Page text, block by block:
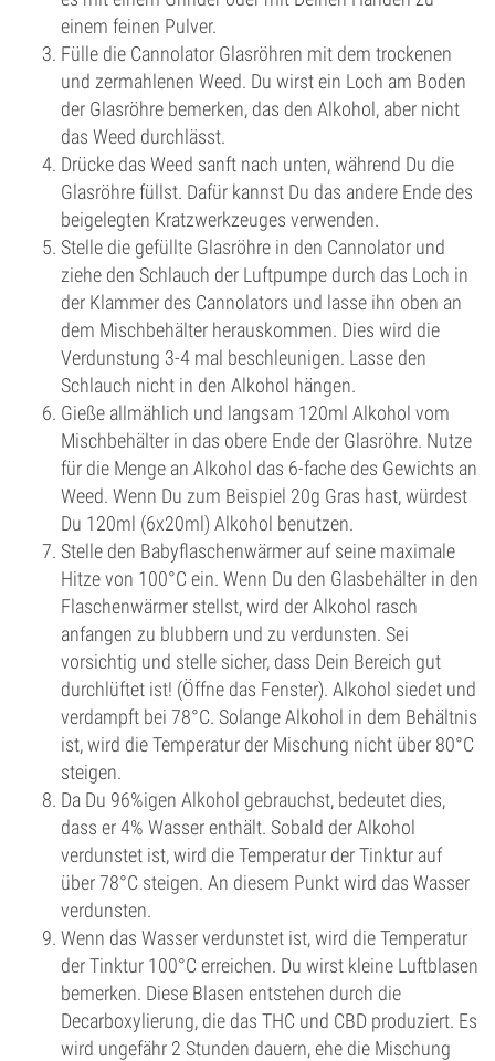
einem feinen Pulver.
Fülle die Cannolator Glasröhren mit dem trockenen
und zermahlenen Weed. Du wirst ein Loch am Boden
der Glasröhre bemerken, das den Alkohol, aber nicht
das Weed durchlässt.
Drücke das Weed sanft nach unten, während Du die
Glasröhre füllst. Dafür kannst Du das andere Ende des
beigelegten Kratzwerkzeuges verwenden.
Stelle die gefüllte Glasröhre in den Cannolator und
ziehe den Schlauch der Luftpumpe durch das Loch in
der Klammer des Cannolators und lasse ihn oben an
dem Mischbehälter herauskommen. Dies wird die
Verdunstung 3-4 mal beschleunigen. Lasse den
Schlauch nicht in den Alkohol hängen.
Gieße allmählich und langsam 120ml Alkohol vom
Mischbehälter in das obere Ende der Glasröhre. Nutze
für die Menge an Alkohol das 6-fache des Gewichts an
Weed. Wenn Du zum Beispiel 20g Gras hast, würdest
Du 120ml (6x20ml) Alkohol benutzen.
Stelle den Babyflaschenwärmer auf seine maximale
Hitze von 100°C ein. Wenn Du den Glasbehälter in den
Flaschenwärmer stellst, wird der Alkohol rasch
anfangen zu blubbern und zu verdunsten. Sei
vorsichtig und stelle sicher, dass Dein Bereich gut
durchlüftet ist! (Öffne das Fenster). Alkohol siedet und
verdampft bei 78°C. Solange Alkohol in dem Behältnis
ist, wird die Temperatur der Mischung nicht über 80°C
steigen.
Da Du 96%igen Alkohol gebrauchst, bedeutet dies,
dass er 4% Wasser enthält. Sobald der Alkohol
verdunstet ist, wird die Temperatur der Tinktur auf
über 78°C steigen. An diesem Punkt wird das Wasser
verdunsten.
Wenn das Wasser verdunstet ist, wird die Temperatur
der Tinktur 100°C erreichen. Du wirst kleine Luftblasen
bemerken. Diese Blasen entstehen durch die
Decarboxylierung, die das THC und CBD produziert. Es
wird ungefähr 2 Stunden dauern, ehe die Mischung